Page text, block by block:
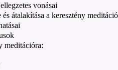
vonásai
és átalakítása a keresztény
meditációra: